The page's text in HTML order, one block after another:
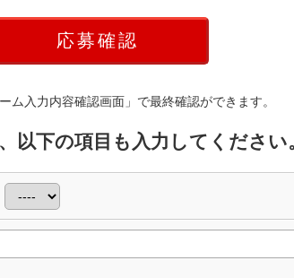
ム入力内容確認画面」で最終確認ができます。
以下の項目も入力してください